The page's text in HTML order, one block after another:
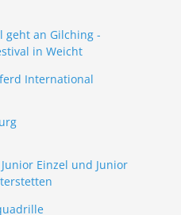
geht an Gilching -
in Weicht
International
Einzel und Junior